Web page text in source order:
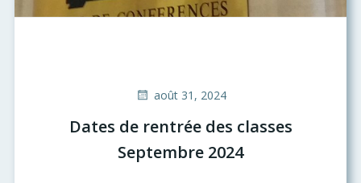
août 31, 2024
Dates de rentrée des classes
Septembre 2024